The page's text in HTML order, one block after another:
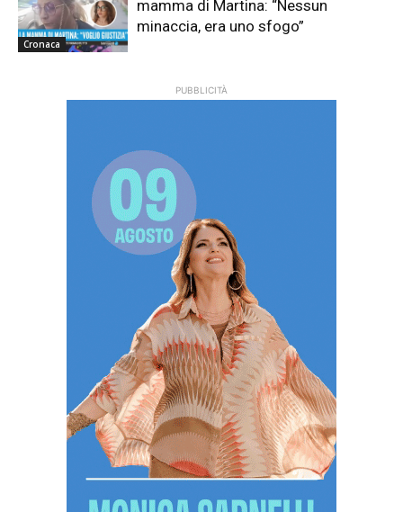
Cronaca
mamma di Martina: “Nessun
minaccia, era uno sfogo”
PUBBLICITÀ